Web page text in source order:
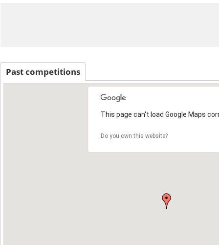
Past competitions
This page can't load Google Maps
Do you own this website?